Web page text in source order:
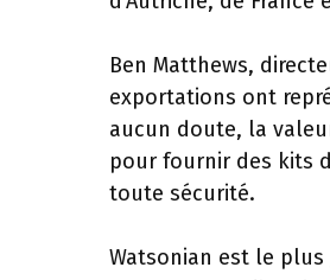
Ben Matthews,
exportations ont
aucun doute, la
pour fournir des kits
toute sécurité.
Watsonian est le